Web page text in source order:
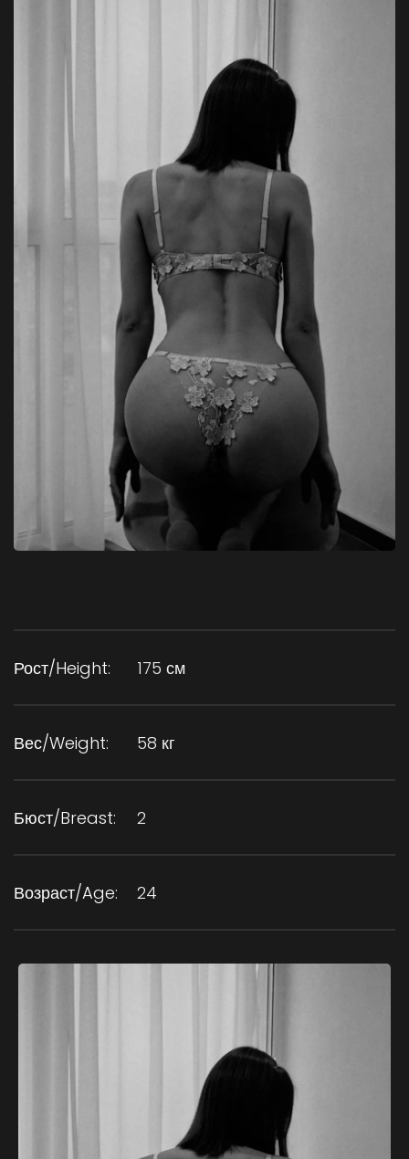
Рост/Height: 175 см
Вес/Weight: 58 кг
Бюст/Breast: 2
Возраст/Age: 24